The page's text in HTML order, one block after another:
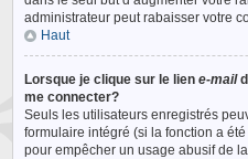
administrateur peut rabaisser votre
Haut
Lorsque je clique sur le liene-mail
me connecter?
Seuls les utilisateurs enregistrés
formulaire intégré (si la fonction a
pour empêcher un usage abusif de